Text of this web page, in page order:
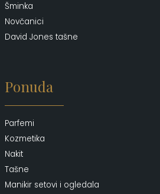
Šminka
Novčanici
David Jones tašne
Ponuda
Parfemi
Kozmetika
Nakit
Tašne
Manikir setovi i ogledala